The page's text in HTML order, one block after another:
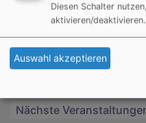
Nächste
Diesen Schalter
aktivieren/deaktivieren.
Auswahl akzeptieren